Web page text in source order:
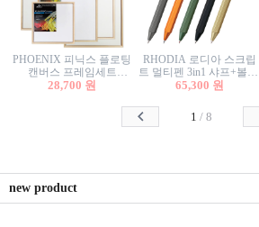
PHOENIX 피닉스 플로팅
캔버스 프레임세트
50x50cm/액자캔버스/인테
28,700 원
RHODIA 로디아 스크립
트 멀티펜 3in1 샤프+볼펜/
무광택 알루미늄 육각배
65,300 원
1 / 8
new product